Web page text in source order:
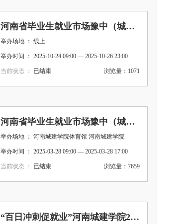
河南省毕业生就业市场豫中（城建类）分市场 暨河南城建学院2026届毕业生秋季线上双选会
举办场地 ： 线上
举办时间 ： 2025-10-24 09:00 — 2025-10-26 23:00
浏览量：1071
当前状态 ： 已结束
河南省毕业生就业市场豫中（城建类）分市场暨河南城建学院2025届毕业生春季双选会邀请函
举办场地 ： 河南城建学院体育馆 河南城建学院
举办时间 ： 2025-03-28 09:00 — 2025-03-28 17:00
浏览量：7659
当前状态 ： 已结束
“百日冲刺促就业”河南城建学院2024届毕业生线上双选会